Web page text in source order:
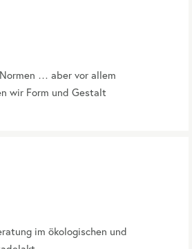
… aber vor allem
wir Form und Gestalt
im ökologischen und